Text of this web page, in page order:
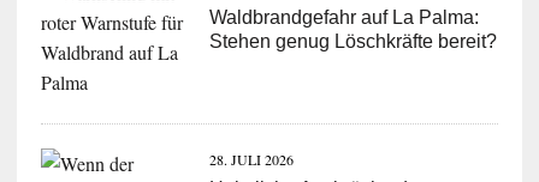
Waldbrandgefahr auf La Palma:
Stehen genug Löschkräfte bereit?
28. JULI 2026